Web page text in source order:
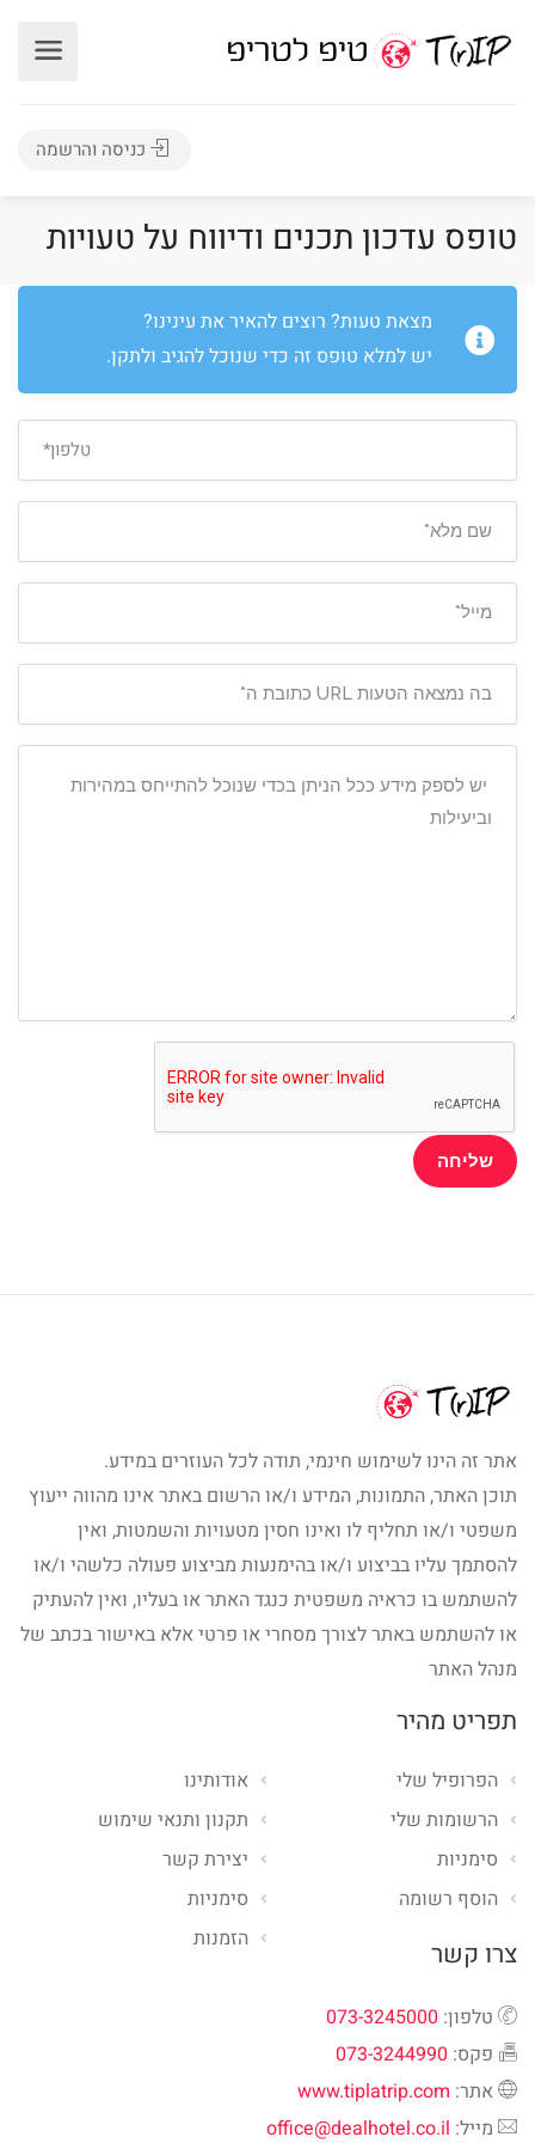
כניסה והרשמה
טופס עדכון תכנים ודיווח על טעויות
מצאת טעות? רוצים להאיר את עינינו?
יש למלא טופס זה כדי שנוכל להגיב ולתקן.
אתר זה הינו לשימוש חינמי, תודה לכל העוזרים במידע.
תוכן האתר, התמונות, המידע ו/או הרשום באתר אינו מהווה ייעוץ
משפטי ו/או תחליף לו ואינו חסין מטעויות והשמטות, ואין
להסתמך עליו בביצוע ו/או בהימנעות מביצוע פעולה כלשהי ו/או
להשתמש בו כראיה משפטית כנגד האתר או בעליו, ואין להעתיק
או להשתמש באתר לצורך מסחרי או פרטי אלא באישור בכתב של
מנהל האתר
תפריט מהיר
אודותינו
תקנון ותנאי שימוש
יצירת קשר
סימניות
הזמנות
הפרופיל שלי
הרשומות שלי
סימניות
הוסף רשומה
צרו קשר
טלפון: 073-3245000
פקס: 073-3244990
אתר: www.tiplatrip.com
מייל: office@dealhotel.co.il